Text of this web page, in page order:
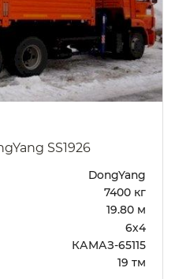
SS1926
DongYang
7400 кг
19.80 м
6х4
КАМАЗ-65115
19 тм